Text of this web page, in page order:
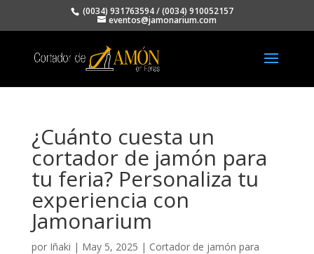
(0034) 931763594/(0034) 910052157
eventos@jamonarium.com
¿Cuánto cuesta un
cortador de jamón para
tu feria? Personaliza tu
experiencia con
Jamonarium
por Iñaki | May 5, 2025 | Cortador de jamón para